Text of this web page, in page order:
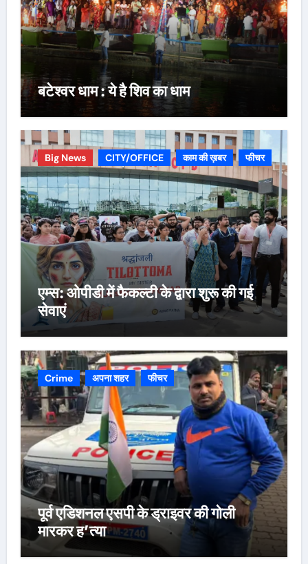
बटेश्वर धाम : ये है शिव का धाम
Big News CITY/OFFICE काम की ख़बर फीचर
एम्स: ओपीडी में फैकल्टी के द्वारा शुरू की गई
सेवाएं
Crime अपना शहर फीचर
पूर्व एडिशनल एसपी के ड्राइवर की गोली
मारकर ह’त्या